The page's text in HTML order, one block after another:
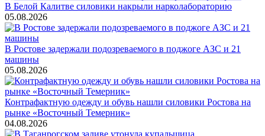
В Белой Калитве силовики накрыли нарколабораторию
05.08.2026
В Ростове задержали подозреваемого в поджоге АЗС и 21
машины
05.08.2026
Контрафактную одежду и обувь нашли силовики Ростова на
рынке «Восточный Темерник»
04.08.2026